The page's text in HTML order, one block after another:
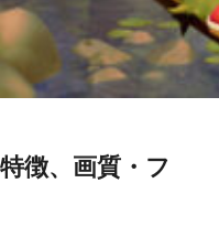
徴、画質・フ